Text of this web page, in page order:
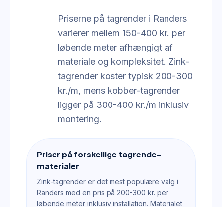
Priserne på tagrender i Randers
varierer mellem 150-400 kr. per
løbende meter afhængigt af
materiale og kompleksitet. Zink-
tagrender koster typisk 200-300
kr./m, mens kobber-tagrender
ligger på 300-400 kr./m inklusiv
montering.
Priser på forskellige tagrende-
materialer
Zink-tagrender er det mest populære valg i
Randers med en pris på 200-300 kr. per
løbende meter inklusiv installation. Materialet